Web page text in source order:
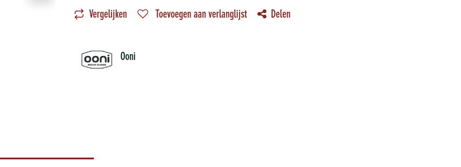
Vergelijken Toevoegen aan verlanglijst Delen
Ooni